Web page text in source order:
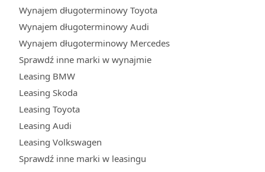
Wynajem długoterminowy Toyota
Wynajem długoterminowy Audi
Wynajem długoterminowy Mercedes
Sprawdź inne marki w wynajmie
Leasing BMW
Leasing Skoda
Leasing Toyota
Leasing Audi
Leasing Volkswagen
Sprawdź inne marki w leasingu